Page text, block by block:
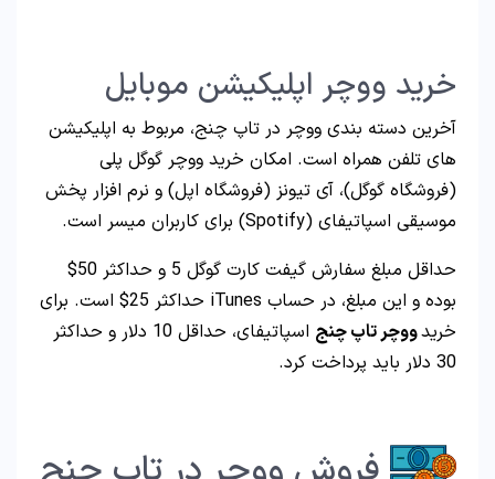
خرید ووچر اپلیکیشن موبایل
آخرین دسته بندی ووچر در تاپ چنج، مربوط به اپلیکیشن
های تلفن همراه است. امکان خرید ووچر گوگل پلی
(فروشگاه گوگل)، آی تیونز (فروشگاه اپل) و نرم افزار پخش
موسیقی اسپاتیفای (Spotify) برای کاربران میسر است.
حداقل مبلغ سفارش گیفت کارت گوگل 5 و حداکثر 50$
بوده و این مبلغ، در حساب iTunes حداکثر 25$ است. برای
خریدووچر تاپ چنج
اسپاتیفای، حداقل 10 دلار و حداکثر
30 دلار باید پرداخت کرد.